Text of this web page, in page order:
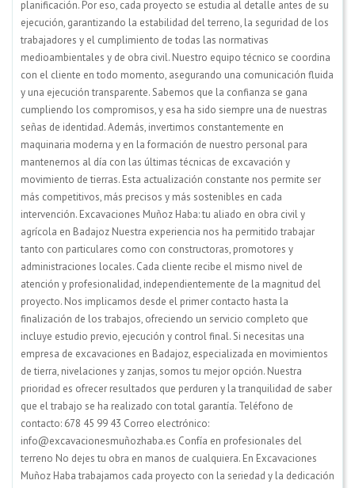
planificación. Por eso, cada proyecto se estudia al detalle antes de su
ejecución, garantizando la estabilidad del terreno, la seguridad de los
trabajadores y el cumplimiento de todas las normativas
medioambientales y de obra civil. Nuestro equipo técnico se coordina
con el cliente en todo momento, asegurando una comunicación fluida
y una ejecución transparente. Sabemos que la confianza se gana
cumpliendo los compromisos, y esa ha sido siempre una de nuestras
señas de identidad. Además, invertimos constantemente en
maquinaria moderna y en la formación de nuestro personal para
mantenernos al día con las últimas técnicas de excavación y
movimiento de tierras. Esta actualización constante nos permite ser
más competitivos, más precisos y más sostenibles en cada
intervención. Excavaciones Muñoz Haba: tu aliado en obra civil y
agrícola en Badajoz Nuestra experiencia nos ha permitido trabajar
tanto con particulares como con constructoras, promotores y
administraciones locales. Cada cliente recibe el mismo nivel de
atención y profesionalidad, independientemente de la magnitud del
proyecto. Nos implicamos desde el primer contacto hasta la
finalización de los trabajos, ofreciendo un servicio completo que
incluye estudio previo, ejecución y control final. Si necesitas una
empresa de excavaciones en Badajoz, especializada en movimientos
de tierra, nivelaciones y zanjas, somos tu mejor opción. Nuestra
prioridad es ofrecer resultados que perduren y la tranquilidad de saber
que el trabajo se ha realizado con total garantía. Teléfono de
contacto: 678 45 99 43 Correo electrónico:
info@excavacionesmuñozhaba.es Confía en profesionales del
terreno No dejes tu obra en manos de cualquiera. En Excavaciones
Muñoz Haba trabajamos cada proyecto con la seriedad y la dedicación